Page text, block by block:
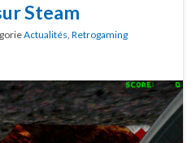
Steam
Actualités, Retrogaming